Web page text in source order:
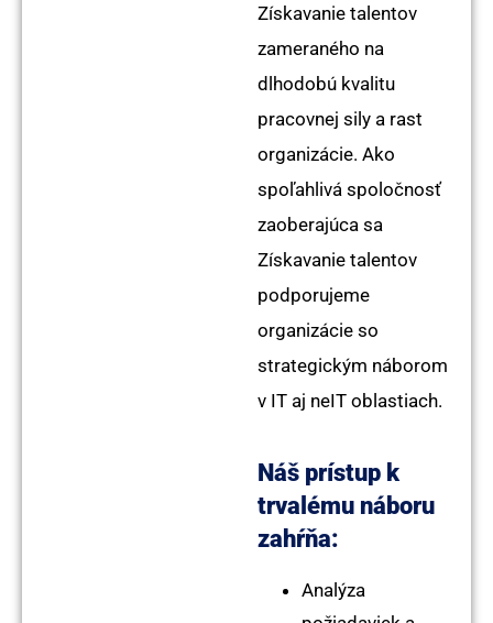
Získavanie talentov
zameraného na
dlhodobú kvalitu
pracovnej sily a rast
organizácie. Ako
spoľahlivá spoločnosť
zaoberajúca sa
Získavanie talentov
podporujeme
organizácie so
strategickým náborom
v IT aj neIT oblastiach.
Náš prístup k
trvalému náboru
zahŕňa:
Analýza